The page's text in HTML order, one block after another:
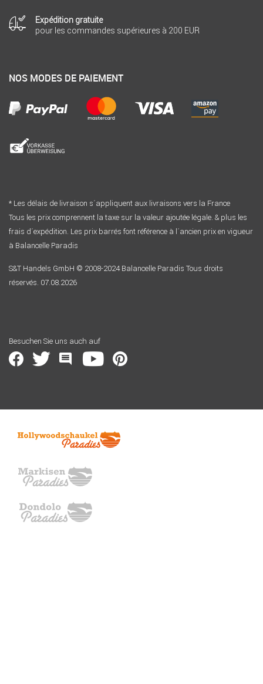
Expédition gratuite
pour les commandes supérieures à 200 EUR
NOS MODES DE PAIEMENT
* Les délais de livraison s´appliquent aux livraisons vers la France
Tous les prix comprennent la taxe sur la valeur ajoutée légale. & plus les
frais d´expédition. Les prix barrés font référence à l´ancien prix en vigueur
à Balancelle Paradis
S&T Handels GmbH © 2008-2024 Balancelle Paradis Tous droits
réservés. 07.08.2026
Besuchen Sie uns auch auf